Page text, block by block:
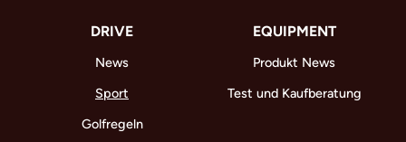
DRIVE
News
Sport
Golfregeln
EQUIPMENT
Produkt News
Test und Kaufberatung